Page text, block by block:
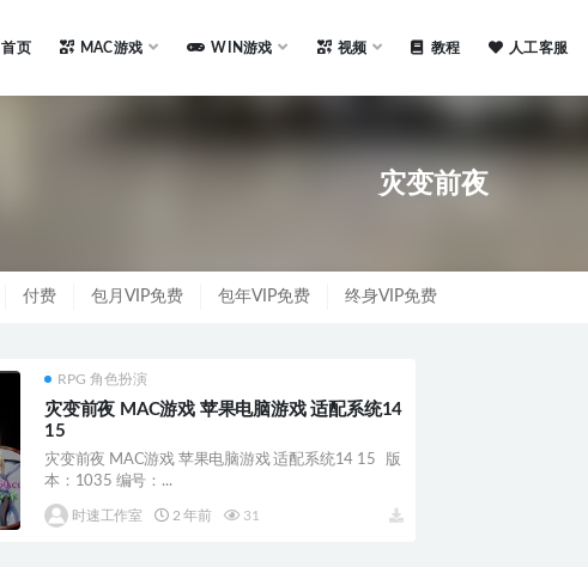
首页 MAC游戏 WIN游戏 视频 教程 人工客服
灾变前夜
付费 包月VIP免费 包年VIP免费 终身VIP免费
RPG 角色扮演
灾变前夜 MAC游戏 苹果电脑游戏 适配系统14
15
灾变前夜 MAC游戏 苹果电脑游戏 适配系统14 15 版
本：1035 编号：...
时速工作室 2 年前 31